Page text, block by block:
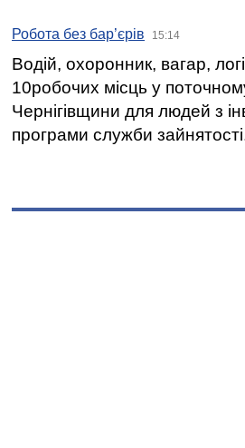
Робота без бар’єрів 15:14
Водій, охоронник, вагар,
10робочих місць у
Чернігівщини для людей з
програми служби